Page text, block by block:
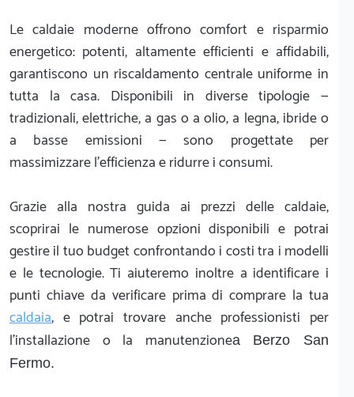
Le caldaie moderne offrono comfort e risparmio
energetico: potenti, altamente efficienti e affidabili,
garantiscono un riscaldamento centrale uniforme in
tutta la casa. Disponibili in diverse tipologie —
tradizionali, elettriche, a gas o a olio, a legna, ibride o
a basse emissioni — sono progettate per
massimizzare l'efficienza e ridurre i consumi.
Grazie alla nostra guida ai prezzi delle caldaie,
scoprirai le numerose opzioni disponibili e potrai
gestire il tuo budget confrontando i costi tra i modelli
e le tecnologie. Ti aiuteremo inoltre a identificare i
punti chiave da verificare prima di comprare la tua
caldaia, e potrai trovare anche professionisti per
l'installazione o la manutenzionea Berzo San
Fermo.